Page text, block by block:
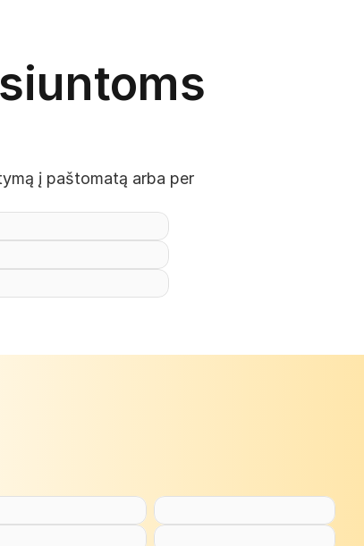
į paštomatą arba per